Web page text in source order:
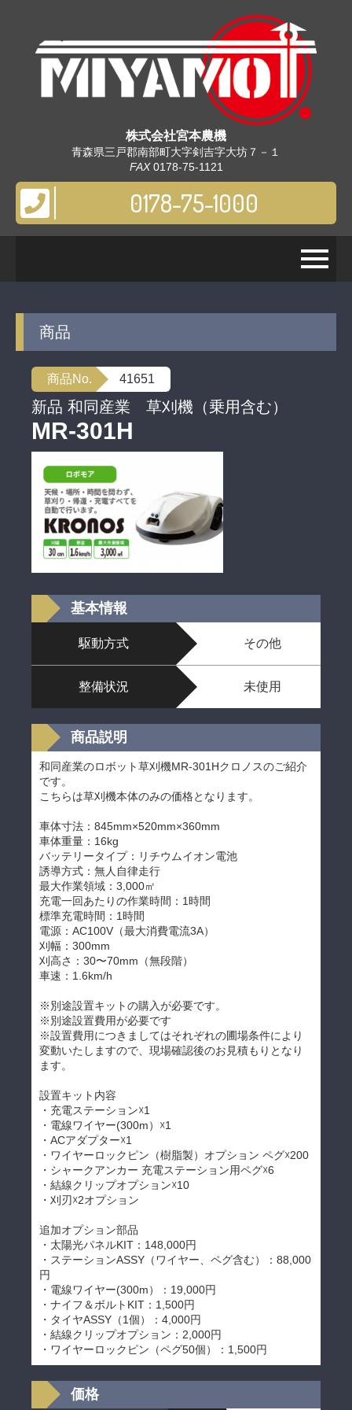
株式会社宮本農機
青森県三戸郡南部町大字剣吉字大坊７－１
FAX 0178-75-1121
0178-75-1000
商品
商品No. 41651
新品 和同産業 草刈機（乗用含む）
MR-301H
基本情報
駆動方式 その他
整備状況 未使用
商品説明
和同産業のロボット草刈機MR-301Hクロノスのご紹介
です。
こちらは草刈機本体のみの価格となります。
車体寸法：845mm×520mm×360mm
車体重量：16kg
バッテリータイプ：リチウムイオン電池
誘導方式：無人自律走行
最大作業領域：3,000㎡
充電一回あたりの作業時間：1時間
標準充電時間：1時間
電源：AC100V（最大消費電流3A）
刈幅：300mm
刈高さ：30〜70mm（無段階）
車速：1.6km/h
※別途設置キットの購入が必要です。
※別途設置費用が必要です
※設置費用につきましてはそれぞれの圃場条件により
変動いたしますので、現場確認後のお見積もりとなり
ます。
設置キット内容
・充電ステーション☓1
・電線ワイヤー(300m）☓1
・ACアダプター☓1
・ワイヤーロックピン（樹脂製）オプション ペグ☓200
・シャークアンカー 充電ステーション用ペグ☓6
・結線クリップオプション☓10
・刈刃☓2オプション
追加オプション部品
・太陽光パネルKIT：148,000円
・ステーションASSY（ワイヤー、ペグ含む）：88,000
円
・電線ワイヤー(300m）：19,000円
・ナイフ＆ボルトKIT：1,500円
・タイヤASSY（1個）：4,000円
・結線クリップオプション：2,000円
・ワイヤーロックピン（ペグ50個）：1,500円
価格